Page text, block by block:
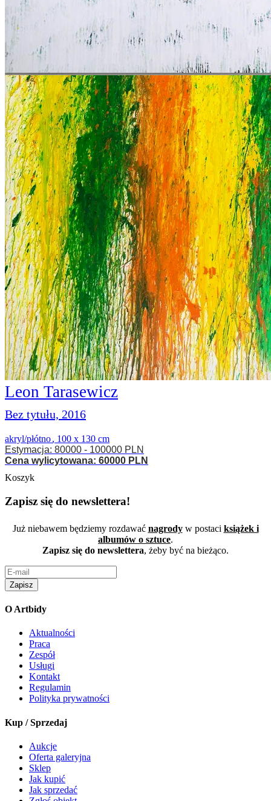
Leon Tarasewicz
Bez tytułu, 2016
akryl/płótno, 100 x 130 cm
Estymacja: 80000 - 100000 PLN
Cena wylicytowana: 60000 PLN
Koszyk
Zapisz się do newslettera!
Już niebawem będziemy rozdawać nagrodyw postaci książek i
albumów o sztuce.
Zapisz się do newslettera, żeby być na bieżąco.
Zapisz
O Artbidy
Aktualności
Praca
Zespół
Usługi
Kontakt
Regulamin
Polityka prywatności
Kup / Sprzedaj
Aukcje
Oferta galeryjna
Sklep
Jak kupić
Jak sprzedać